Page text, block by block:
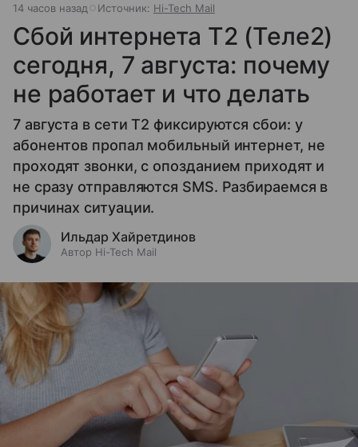
14 часов назад Источник: Hi-Tech Mail
Сбой интернета T2 (Теле2)
сегодня, 7 августа: почему
не работает и что делать
7 августа в сети T2 фиксируются сбои: у
абонентов пропал мобильный интернет, не
проходят звонки, с опозданием приходят и
не сразу отправляются SMS. Разбираемся в
причинах ситуации.
Ильдар Хайретдинов
Автор Hi-Tech Mail